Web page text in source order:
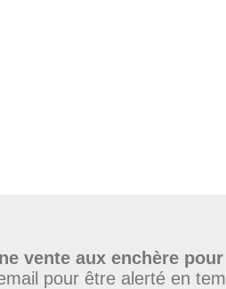
vente aux enchère
pour être alerté en